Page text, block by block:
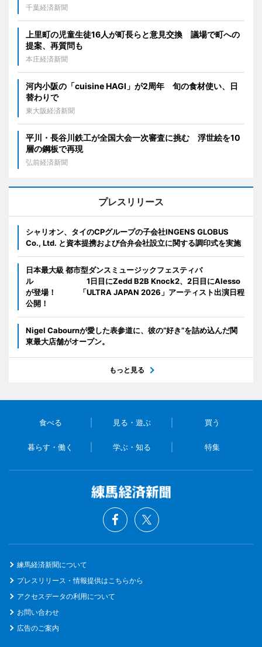
千葉経済新聞
上里町の児童生徒16人が町長らと意見交換 議場で町への
提案、再質問も
本庄経済新聞
河内小阪の「cuisine HAGI」が2周年 旬の食材使い、日
替わりで
東大阪経済新聞
平川・長谷川鉄工が全国大会一次審査に挑む 浮世絵を10
層の鋼板で再現
弘前経済新聞
プレスリリース
シャリオン、タイのCPグループの子会社INGENS GLOBUS
Co., Ltd. と資本提携および合弁会社設立に関する調印式を実施
日本最大級 都市型ダンスミュージックフェスティバ
ル 1日目にZedd B2B Knock2、2日目にAlesso
が登場！ 「ULTRA JAPAN 2026」アーティスト出演日程
公開！
Nigel Cabournが愛した表参道に、彼の“好き”を詰め込んだ関
東最大店舗がオープン。
もっと見る
食べる 見る・遊ぶ 買う
暮らす・働く 学ぶ・知る 特集
練馬経済新聞について
プレスリリース・情報提供はこちらから
アクセスデータの利用について
お問い合わせ
広告のご案内